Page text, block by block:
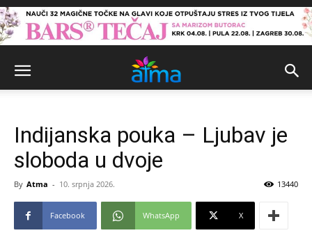
Indijanska pouka – Ljubav je
sloboda u dvoje
By Atma - 10. srpnja 2026. 13440
Facebook WhatsApp X